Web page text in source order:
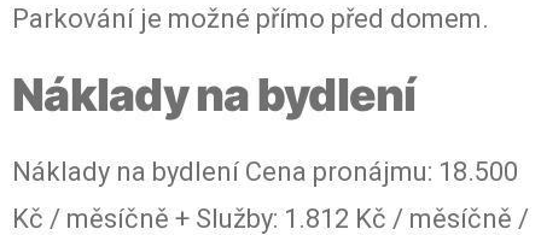
Parkování je možné přímo před domem.
Náklady na bydlení
Náklady na bydlení Cena pronájmu: 18.500
Kč / měsíčně + Služby: 1.812 Kč / měsíčně /